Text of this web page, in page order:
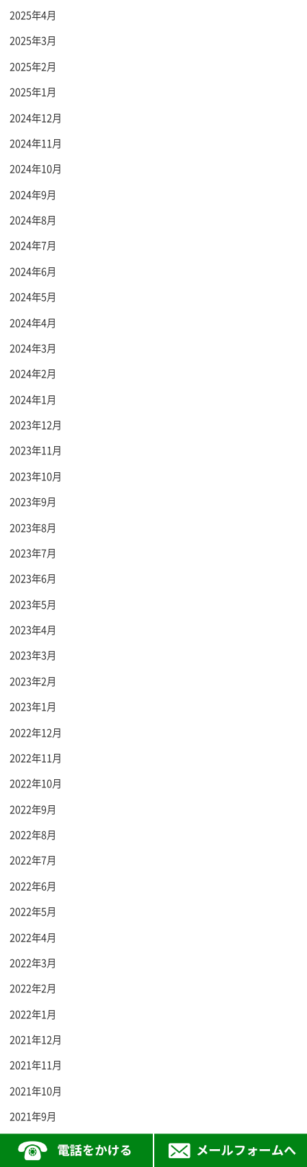
2025年4月
2025年3月
2025年2月
2025年1月
2024年12月
2024年11月
2024年10月
2024年9月
2024年8月
2024年7月
2024年6月
2024年5月
2024年4月
2024年3月
2024年2月
2024年1月
2023年12月
2023年11月
2023年10月
2023年9月
2023年8月
2023年7月
2023年6月
2023年5月
2023年4月
2023年3月
2023年2月
2023年1月
2022年12月
2022年11月
2022年10月
2022年9月
2022年8月
2022年7月
2022年6月
2022年5月
2022年4月
2022年3月
2022年2月
2022年1月
2021年12月
2021年11月
2021年10月
2021年9月
2021年8月